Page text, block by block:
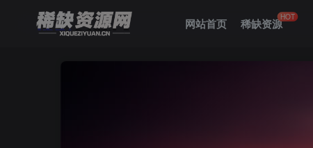
网站首页 稀缺资源HOT